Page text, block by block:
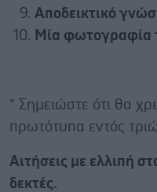
Αποδεικτικό
Μία φωτογραφία
* Σημειώστε ότι θα
πρωτότυπα εντός
Αιτήσεις με ελλιπή
δεκτές.